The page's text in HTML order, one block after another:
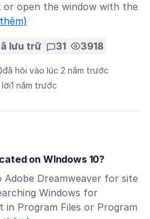
open the window with the
lưu trữ 31 3918
đã hỏi vào lúc 2 năm trước
1 năm trước
on WIndows 10?
Dreamweaver for site
Windows for
in Program Files or Program